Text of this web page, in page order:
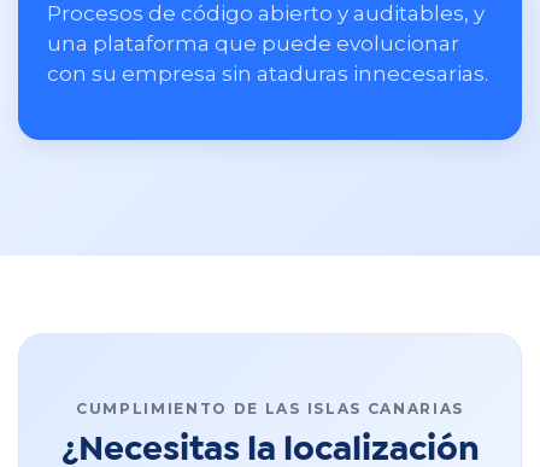
Procesos de código abierto y auditables, y
una plataforma que puede evolucionar
con su empresa sin ataduras innecesarias.
CUMPLIMIENTO DE LAS ISLAS CANARIAS
¿Necesitas la localización